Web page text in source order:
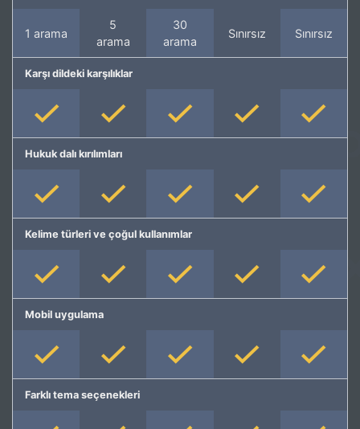
1 arama
5
arama
30
arama
Sınırsız Sınırsız
Karşı dildeki karşılıklar
Hukuk dalı kırılımları
Kelime türleri ve çoğul kullanımlar
Mobil uygulama
Farklı tema seçenekleri